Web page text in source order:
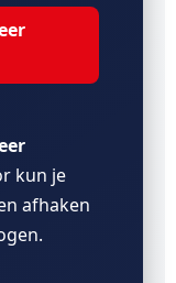
kun je
afhaken